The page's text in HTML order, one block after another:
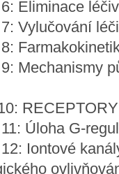
Eliminace
Vylučování
Mechanismy
Úloha G-
Iontové